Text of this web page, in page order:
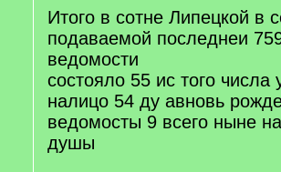
Итого в сотне Липецкой в
подаваемой последнеи
ведомости
состояло 55 ис того числа
налицо 54 ду авновь
ведомосты 9 всего ныне
душы